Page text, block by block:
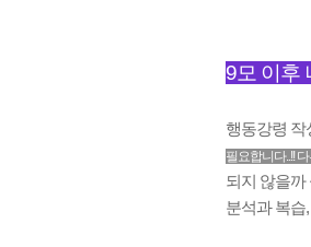
9모 이후
행동강령 작
필요합니다..!!
되지 않을까
분석과 복습